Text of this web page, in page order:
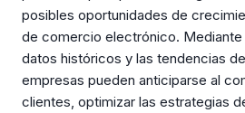
posibles oportunidades de
de comercio electrónico. Mediante
datos históricos y las tendencias
empresas pueden anticiparse al
clientes, optimizar las estrategias